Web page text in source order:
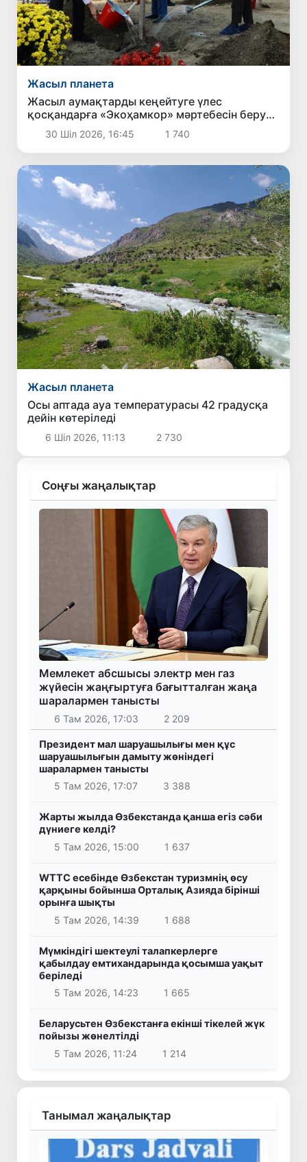
Жасыл планета
Жасыл аумақтарды кеңейтуге үлес
қосқандарға «Экоҳамкор» мәртебесін беру
көзделуде
30 Шіл 2026, 16:45 1 740
Жасыл планета
Осы аптада ауа температурасы 42 градусқа
дейін көтеріледі
6 Шіл 2026, 11:13 2 730
Соңғы жаңалықтар
Мемлекет абсшысы электр мен газ
жүйесін жаңғыртуға бағытталған жаңа
шаралармен танысты
6 Там 2026, 17:03 2 209
Президент мал шаруашылығы мен құс
шаруашылығын дамыту жөніндегі
шаралармен танысты
5 Там 2026, 17:07
3 388
Жарты жылда Өзбекстанда қанша егіз сәби
дүниеге келді?
5 Там 2026, 15:00
1 637
WTTC есебінде Өзбекстан туризмнің өсу
қарқыны бойынша Орталық Азияда бірінші
орынға шықты
5 Там 2026, 14:39
1 688
Мүмкіндігі шектеулі талапкерлерге
қабылдау емтихандарында қосымша уақыт
беріледі
5 Там 2026, 14:23
1 665
Беларусьтен Өзбекстанға екінші тікелей жүк
пойызы жөнелтілді
5 Там 2026, 11:24
1 214
Танымал жаңалықтар